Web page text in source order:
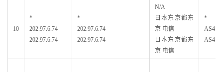
10
*
202.97.6.74
202.97.6.74
*
202.97.6.74
202.97.6.74
N/A
日本东京都东
京 电信
日本东京都东
京 电信
*